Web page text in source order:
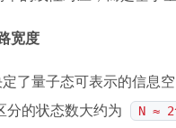
宽度
定了量子态可表示的信息
分的状态数大约为 N ≈